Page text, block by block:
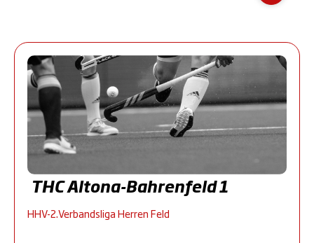
THC Altona-Bahrenfeld 1
HHV-2.Verbandsliga Herren Feld